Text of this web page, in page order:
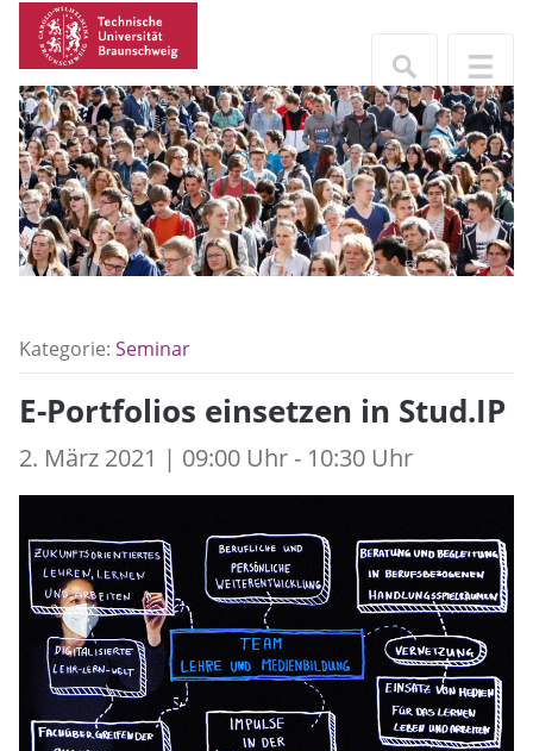
Kategorie: Seminar
E-Portfolios einsetzen in Stud.IP
2. März 2021 | 09:00 Uhr - 10:30 Uhr